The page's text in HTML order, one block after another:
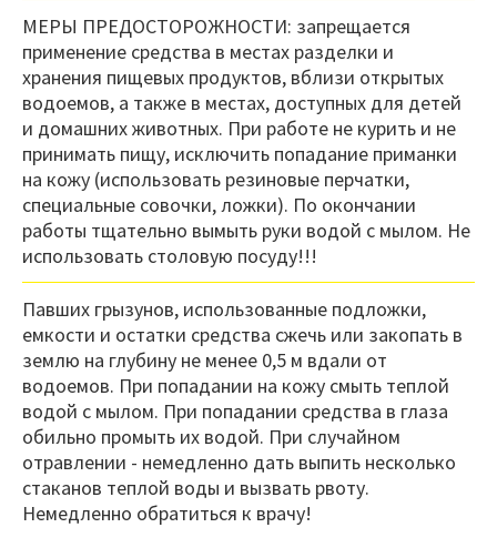
МЕРЫ ПРЕДОСТОРОЖНОСТИ: запрещается
применение средства в местах разделки и
хранения пищевых продуктов, вблизи открытых
водоемов, а также в местах, доступных для детей
и домашних животных. При работе не курить и не
принимать пищу, исключить попадание приманки
на кожу (использовать резиновые перчатки,
специальные совочки, ложки). По окончании
работы тщательно вымыть руки водой с мылом. Не
использовать столовую посуду!!!
Павших грызунов, использованные подложки,
емкости и остатки средства сжечь или закопать в
землю на глубину не менее 0,5 м вдали от
водоемов. При попадании на кожу смыть теплой
водой с мылом. При попадании средства в глаза
обильно промыть их водой. При случайном
отравлении - немедленно дать выпить несколько
стаканов теплой воды и вызвать рвоту.
Немедленно обратиться к врачу!